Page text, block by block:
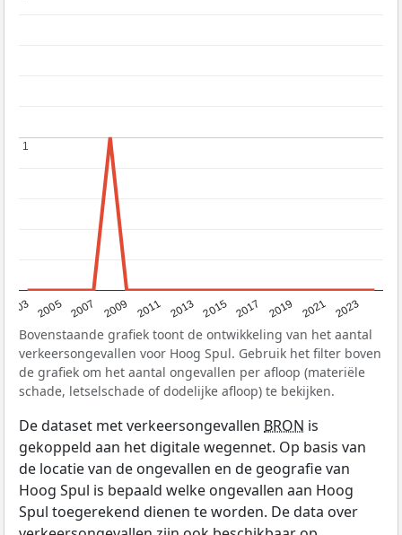
2003 2005 2007 2009 2011 2013 2015 2017 2019 2021 2023
1
1
Bovenstaande grafiek toont de ontwikkeling van het aantal
verkeersongevallen voor Hoog Spul. Gebruik het filter boven
de grafiek om het aantal ongevallen per afloop (materiële
schade, letselschade of dodelijke afloop) te bekijken.
De dataset met verkeersongevallen BRON is
gekoppeld aan het digitale wegennet. Op basis van
de locatie van de ongevallen en de geografie van
Hoog Spul is bepaald welke ongevallen aan Hoog
Spul toegerekend dienen te worden. De data over